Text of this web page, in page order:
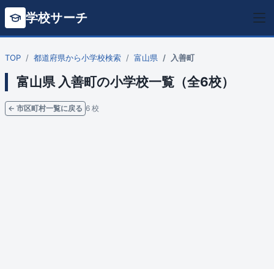
学校サーチ
TOP 都道府県から小学校検索 富山県 入善町
富山県 入善町の小学校一覧（全6校）
← 市区町村一覧に戻る 6 校